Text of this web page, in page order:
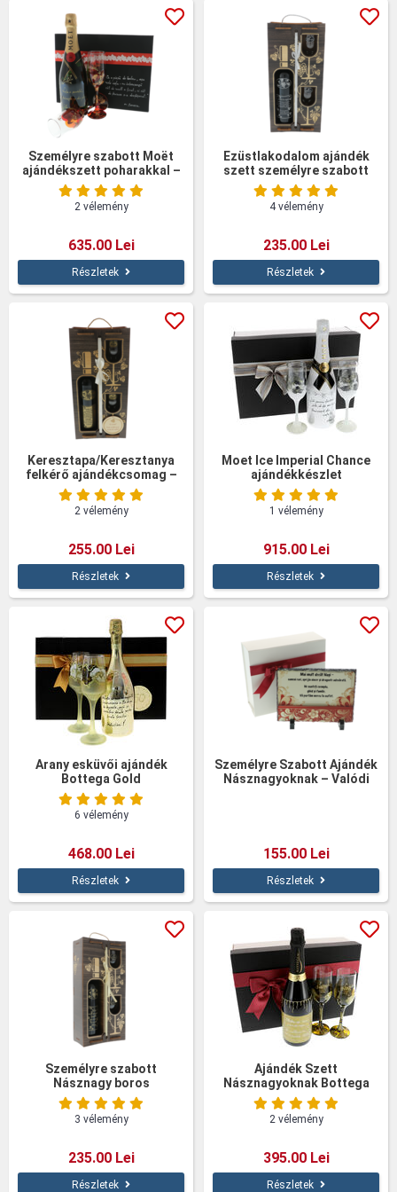
Személyre szabott Moët
ajándékszett poharakkal –
Az élet
2 vélemény
635.00 Lei
Részletek
Ezüstlakodalom ajándék
szett személyre szabott
bor és poharakkal
fadobozban
4 vélemény
235.00 Lei
Részletek
Keresztapa/Keresztanya
felkérő ajándékcsomag –
Személyre szabott
borosüveg poharakkal
2 vélemény
255.00 Lei
Részletek
Moet Ice Imperial Chance
ajándékkészlet
1 vélemény
915.00 Lei
Részletek
Arany esküvői ajándék
Bottega Gold
6 vélemény
468.00 Lei
Részletek
Személyre Szabott Ajándék
Násznagyoknak – Valódi
155.00 Lei
Részletek
Személyre szabott
Násznagy boros
ajándékkészlet poharakkal,
fadobozban
3 vélemény
235.00 Lei
Részletek
Ajándék Szett
Násznagyoknak Bottega
2 vélemény
395.00 Lei
Részletek